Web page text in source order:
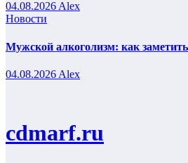
04.08.2026 Alex
Новости
Мужской алкоголизм: как
04.08.2026 Alex
cdmarf.ru